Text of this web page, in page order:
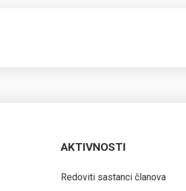
AKTIVNOSTI
Redoviti sastanci članova